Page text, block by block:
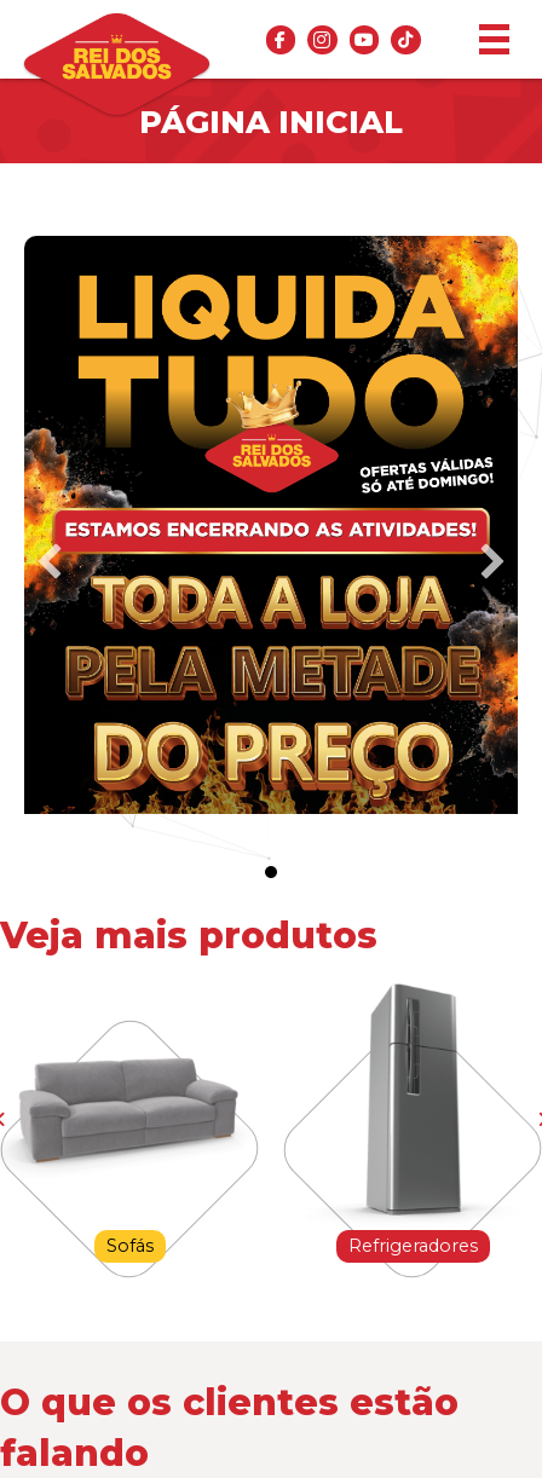
PÁGINA INICIAL
Veja mais produtos
Sofás Refrigeradores
O que os clientes estão
falando